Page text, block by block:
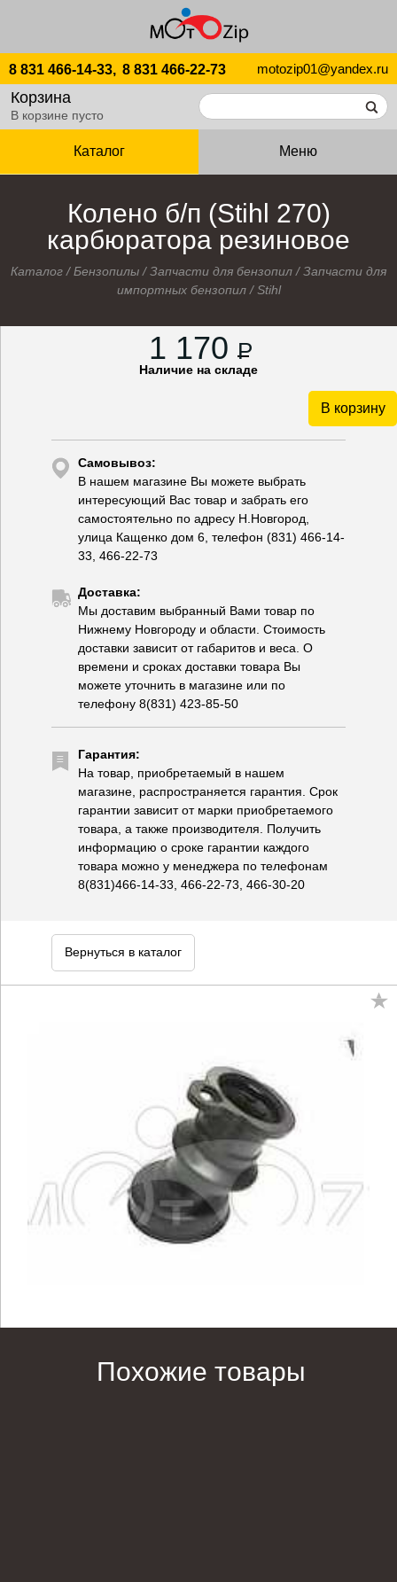
8 831 466-14-33, 8 831 466-22-73 motozip01@yandex.ru
Корзина
В корзине пусто
Каталог Меню
Колено б/п (Stihl 270)
карбюратора резиновое
Каталог /Бензопилы /Запчасти для бензопил /Запчасти для
импортных бензопил/Stihl
1 170 P
Наличие на складе
В корзину
Самовывоз:
В нашем магазине Вы можете выбрать
интересующий Вас товар и забрать его
самостоятельно по адресу Н.Новгород,
улица Кащенко дом 6, телефон (831) 466-14-
33, 466-22-73
Доставка:
Мы доставим выбранный Вами товар по
Нижнему Новгороду и области. Стоимость
доставки зависит от габаритов и веса. О
времени и сроках доставки товара Вы
можете уточнить в магазине или по
телефону 8(831) 423-85-50
Гарантия:
На товар, приобретаемый в нашем
магазине, распространяется гарантия. Срок
гарантии зависит от марки приобретаемого
товара, а также производителя. Получить
информацию о сроке гарантии каждого
товара можно у менеджера по телефонам
8(831)466-14-33, 466-22-73, 466-30-20
Вернуться в каталог
Похожие товары